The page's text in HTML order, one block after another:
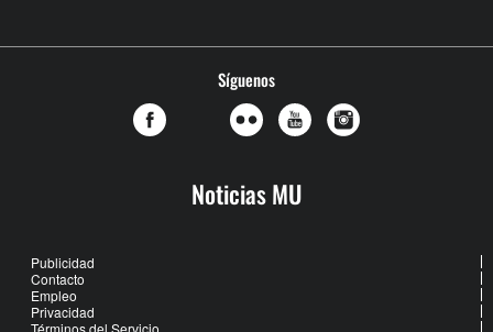
Síguenos
Noticias MU
Publicidad
Contacto
Empleo
Privacidad